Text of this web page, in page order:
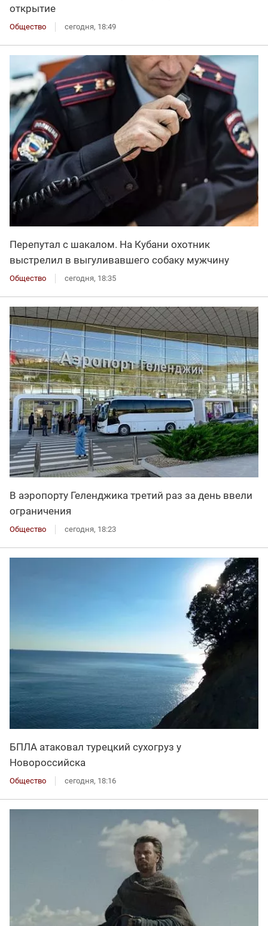
открытие
Общество сегодня, 18:49
Перепутал с шакалом. На Кубани охотник
выстрелил в выгуливавшего собаку мужчину
Общество сегодня, 18:35
В аэропорту Геленджика третий раз за день ввели
ограничения
Общество сегодня, 18:23
БПЛА атаковал турецкий сухогруз у
Новороссийска
Общество сегодня, 18:16